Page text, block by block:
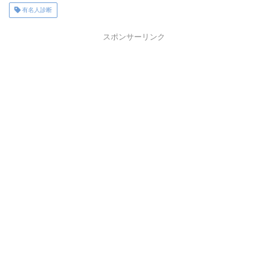
有名人診断
スポンサーリンク